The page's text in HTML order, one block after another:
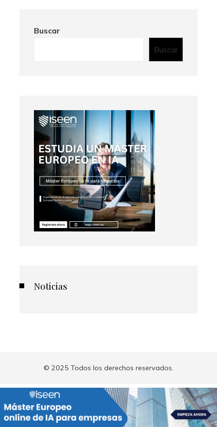
Buscar
Buscar
Noticias
© 2025 Todos los derechos reservados.